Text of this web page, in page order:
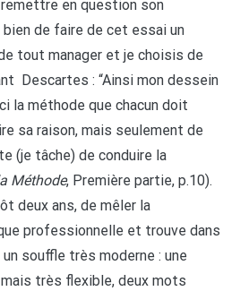
remettre en question son
bien de faire de cet essai un
tout manager et je choisis de
Descartes : “Ainsi mon dessein
la méthode que chacun doit
sa raison, mais seulement de
(je tâche) de conduire la
Méthode, Première partie, p.10).
deux ans, de mêler la
professionnelle et trouve dans
un souffle très moderne : une
très flexible, deux mots